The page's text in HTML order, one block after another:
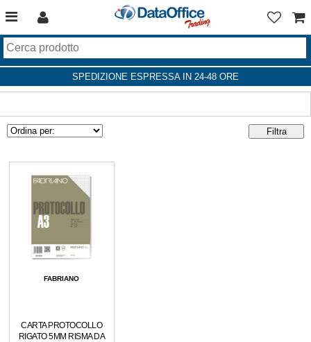
SPEDIZIONE ESPRESSA IN 24-48 ORE
FABRIANO
CARTA PROTOCOLLO
RIGATO 5MM RISMA DA